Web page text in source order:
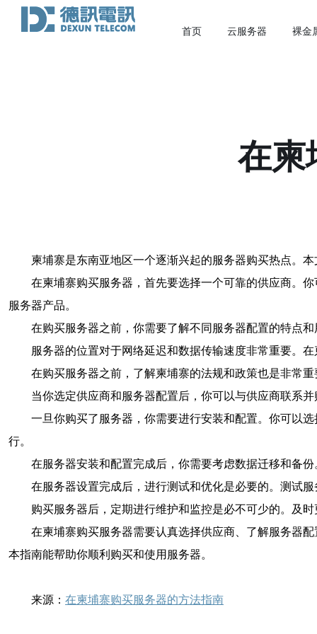
首页 云服务器 裸金
在柬
柬埔寨是东南亚地区一个逐渐兴起的服务器购买热点。
在柬埔寨购买服务器，首先要选择一个可靠的供应商。
服务器产品。
在购买服务器之前，你需要了解不同服务器配置的特点
服务器的位置对于网络延迟和数据传输速度非常重要。
在购买服务器之前，了解柬埔寨的法规和政策也是非常
当你选定供应商和服务器配置后，你可以与供应商联系
一旦你购买了服务器，你需要进行安装和配置。你可以
行。
在服务器安装和配置完成后，你需要考虑数据迁移和备
在服务器设置完成后，进行测试和优化是必要的。测试
购买服务器后，定期进行维护和监控是必不可少的。及
在柬埔寨购买服务器需要认真选择供应商、了解服务器
本指南能帮助你顺利购买和使用服务器。
来源： 在柬埔寨购买服务器的方法指南